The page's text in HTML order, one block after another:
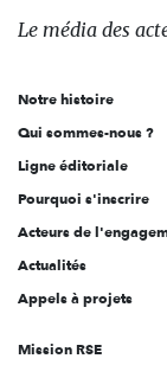
des
l'engagement
Le média des
Notre histoire
Qui sommes-nous ?
Ligne éditoriale
Pourquoi s'inscrire
Acteurs de
Actualités
Appels à projets
Mission RSE